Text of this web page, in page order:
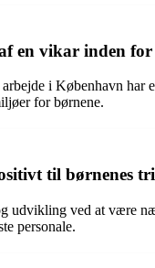
en vikar inden
i København
for børnene.
til børnenes
ved at være
personale.